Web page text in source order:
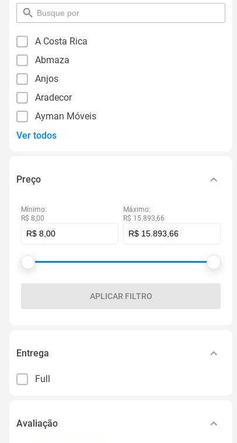
pesquisar
por
A Costa Rica
Abmaza
Anjos
Aradecor
Ayman Móveis
Ver todos
Preço
Mínimo:
R$ 8,00
Máximo:
R$ 15.893,66
APLICAR FILTRO
Entrega
Full
Avaliação